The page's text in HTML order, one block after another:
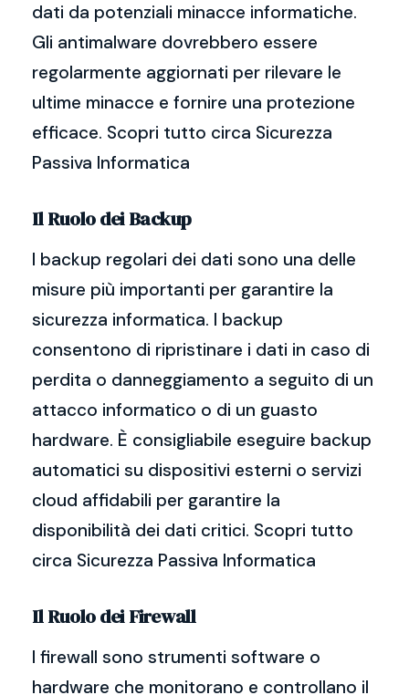
dati da potenziali minacce informatiche.
Gli antimalware dovrebbero essere
regolarmente aggiornati per rilevare le
ultime minacce e fornire una protezione
efficace. Scopri tutto circa Sicurezza
Passiva Informatica
Il Ruolo dei Backup
I backup regolari dei dati sono una delle
misure più importanti per garantire la
sicurezza informatica. I backup
consentono di ripristinare i dati in caso di
perdita o danneggiamento a seguito di un
attacco informatico o di un guasto
hardware. È consigliabile eseguire backup
automatici su dispositivi esterni o servizi
cloud affidabili per garantire la
disponibilità dei dati critici. Scopri tutto
circa Sicurezza Passiva Informatica
Il Ruolo dei Firewall
I firewall sono strumenti software o
hardware che monitorano e controllano il